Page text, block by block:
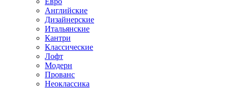
Английские
Дизайнерские
Итальянские
Кантри
Классические
Лофт
Модерн
Прованс
Неоклассика